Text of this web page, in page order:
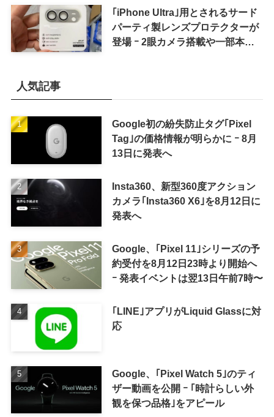
｢iPhone Ultra｣用とされるサード
パーティ製レンズプロテクターが
登場 ｰ 2眼カメラ搭載や一部本体
人気記事
Google初の紛失防止タグ｢Pixel
Tag｣の価格情報が明らかに ｰ 8月
13日に発表へ
Insta360、新型360度アクション
カメラ｢Insta360 X6｣を8月12日に
発表へ
Google、｢Pixel 11｣シリーズの予
約受付を8月12日23時より開始へ
ｰ 発表イベントは翌13日午前7時〜
｢LINE｣アプリがLiquid Glassに対
応
Google、｢Pixel Watch 5｣のティ
ザー動画を公開 ｰ ｢時計らしい外
観を保つ品格｣をアピール